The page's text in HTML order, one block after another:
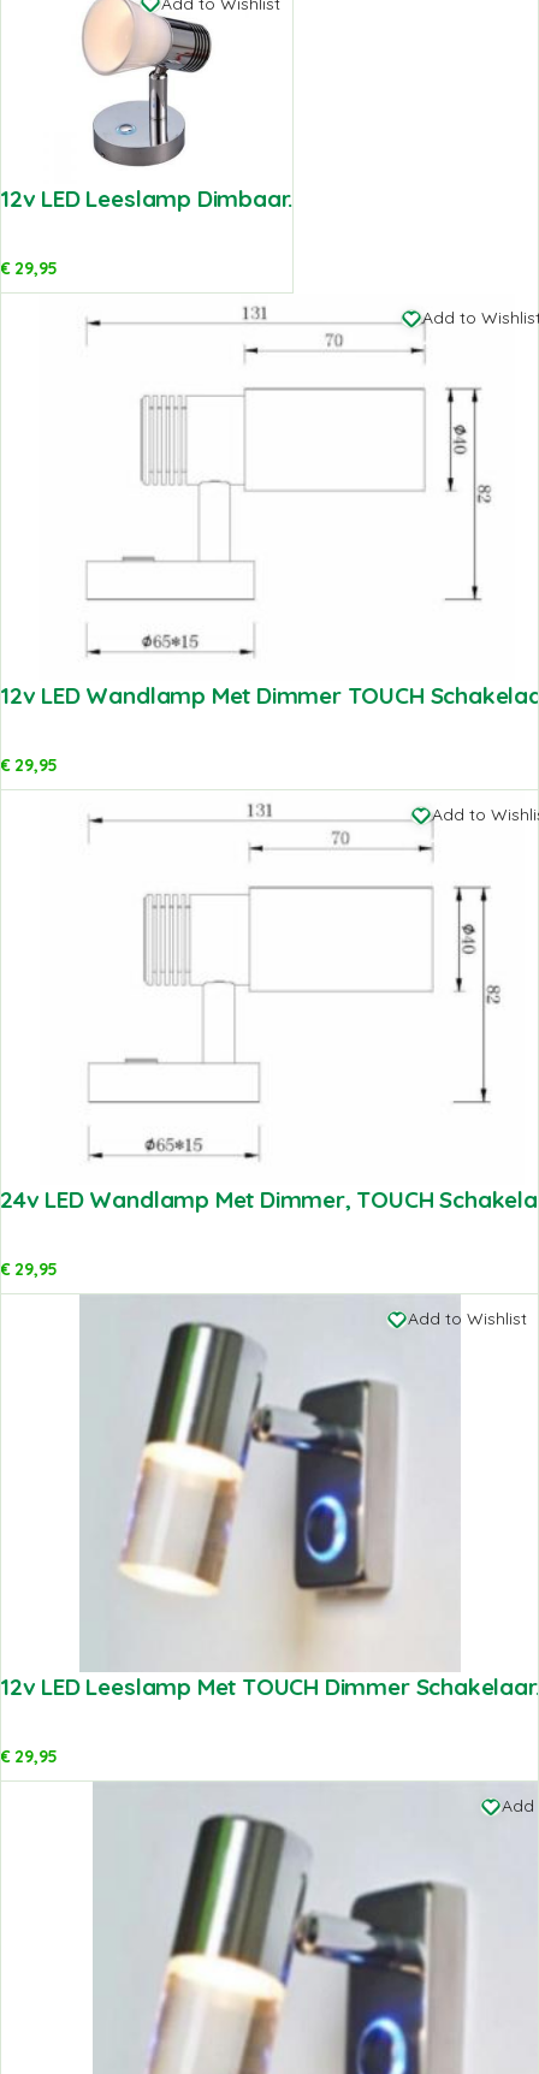
12v LED Leeslamp Dimbaar.
€29,95
Add to
12v LED Wandlamp Met Dimmer TOUCH
€29,95
Add to
24v LED Wandlamp Met Dimmer, TOUCH
€29,95
Add to Wishlist
12v LED Leeslamp Met TOUCH Dimmer Schakelaar.
€29,95
Add